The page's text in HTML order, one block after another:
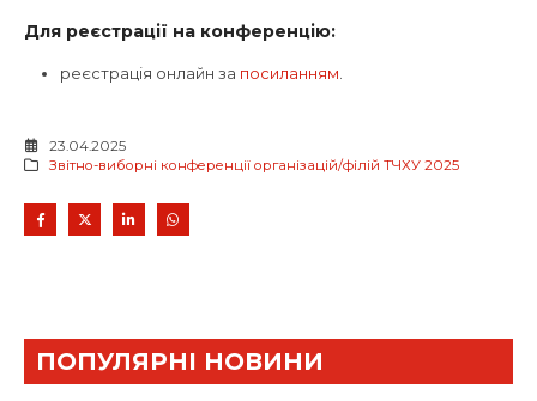
Для реєстрації на конференцію:
реєстрація онлайн за посиланням.
23.04.2025
Звітно-виборні конференції організацій/філій ТЧХУ 2025
ПОПУЛЯРНІ НОВИНИ